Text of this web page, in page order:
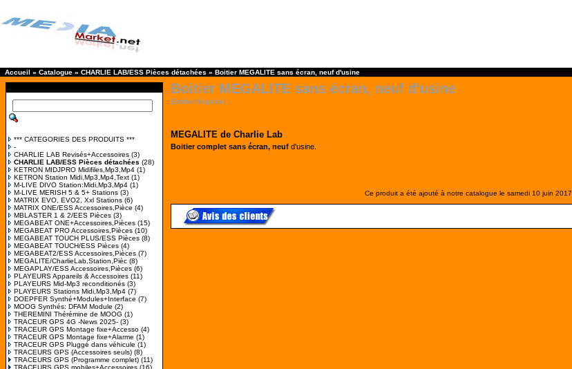
Accueil » Catalogue » CHARLIE LAB/ESS Pièces détachées » Boitier MEGALITE sans écran, neuf d'usine
*** CATEGORIES DES PRODUITS ***
-
CHARLIE LAB Revisés+Accessoires (3)
CHARLIE LAB/ESS Pièces détachées (28)
KETRON MIDJPRO Midifiles,Mp3,Mp4 (1)
KETRON Station Midi,Mp3,Mp4,Text (1)
M-LIVE DIVO Station:Midi,Mp3,Mp4 (1)
M-LIVE MERISH 5 & 5+ Stations (3)
MATRIX EVO, EVO2, Xxl Stations (6)
MATRIX ONE/ESS Accessoires,Pièce (4)
MBLASTER 1 & 2/EES Pièces (3)
MEGABEAT ONE+Accessoires,Pièces (15)
MEGABEAT PRO Accessoires,Pièces (10)
MEGABEAT TOUCH PLUS/ESS Pièces (8)
MEGABEAT TOUCH/ESS Pièces (4)
MEGABEAT2/ESS Accessoires,Pièces (7)
MEGALITE/CharlieLab,Station,Pièc (8)
MEGAPLAY/ESS Accessoires,Pièces (6)
PLAYEURS Appareils & Accessoires (11)
PLAYEURS Mid-Mp3 reconditionés (3)
PLAYEURS Stations Midi,Mp3,Mp4 (7)
DOEPFER Synthé+Modules+Interface (7)
MOOG Synthés: DFAM Module (2)
THEREMINI Thérémine de MOOG (1)
TRACEUR GPS 4G -News 2025- (3)
TRACEUR GPS Montage fixe+Accesso (4)
TRACEUR GPS Montage fixe+Alarme (1)
TRACEUR GPS Pluggé dans véhicule (1)
TRACEURS GPS (Accessoires seuls) (8)
TRACEURS GPS (Programme complet) (11)
TRACEURS GPS mobiles+Accessoires (16)
Boitier MEGALITE sans écran, neuf d'usine
[BoitierMegalite]
MEGALITE de Charlie Lab
Boitier complet sans écran, neuf d'usine.
Ce produit a été ajouté à notre catalogue le samedi 10 juin 2017.